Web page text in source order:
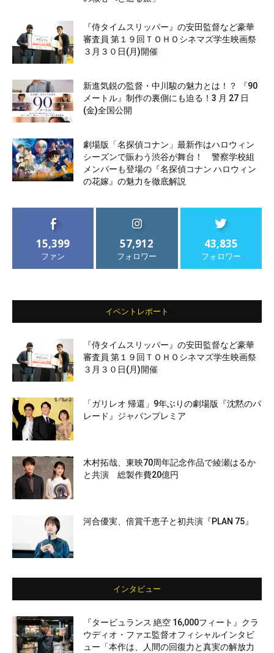
『侍タイムスリッパー』の安田監督など豪華
審査員 第１９回ＴＯＨＯシネマズ学生映画祭
３月３０日(月)開催
新進気鋭の監督・中川駿の魅力とは！？ 『90
メートル』制作の裏側にも迫る！3 月 27 日
(金)全国公開
劇場版「名探偵コナン」最新作はハロウィン
シーズンで賑わう渋谷が舞台！ 警察学校組
メンバーも登場の『名探偵コナン ハロウィン
の花嫁』の魅力を徹底解説
15,399
ファン
57,912
フォロワー
43,835
フォロワー
イベントレポート
『侍タイムスリッパー』の安田監督など豪華
審査員 第１９回ＴＯＨＯシネマズ学生映画祭
３月３０日(月)開催
「ガリレオ 帰還」9年ぶりの劇場版『沈黙のパ
レード』ジャパンプレミア
木村拓哉、東映70周年記念作品で綾瀬はるか
と共演 総製作費20億円
河合優実、倍賞千恵子と初共演『PLAN 75』
インタビュー
『タービュランス 絶空 16,000フィート』クラ
ウディオ・ファエ監督オフィシャルインタビ
ュー「本作は、人間の回復力と真実の解放力